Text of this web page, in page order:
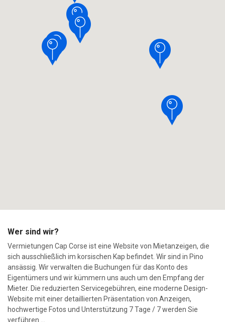
Wer sind wir?
Vermietungen Cap Corse ist eine Website von Mietanzeigen, die
sich ausschließlich im korsischen Kap befindet. Wir sind in Pino
ansässig. Wir verwalten die Buchungen für das Konto des
Eigentümers und wir kümmern uns auch um den Empfang der
Mieter. Die reduzierten Servicegebühren, eine moderne Design-
Website mit einer detaillierten Präsentation von Anzeigen,
hochwertige Fotos und Unterstützung 7 Tage / 7 werden Sie
verführen ...